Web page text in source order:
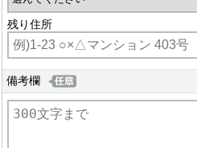
残り住所
備考欄